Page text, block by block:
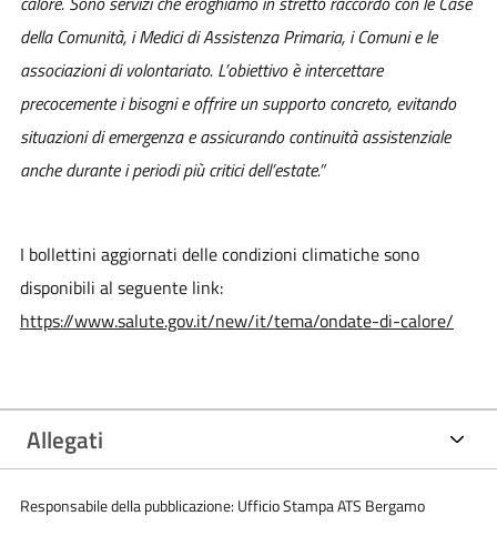
della Comunità, i Medici di Assistenza Primaria, i Comuni e le
associazioni di volontariato. L’obiettivo è intercettare
precocemente i bisogni e offrire un supporto concreto, evitando
situazioni di emergenza e assicurando continuità assistenziale
anche durante i periodi più critici dell’estate.”
I bollettini aggiornati delle condizioni climatiche sono
disponibili al seguente link:
https://www.salute.gov.it/new/it/tema/ondate-di-calore/
Allegati
Responsabile della pubblicazione: Ufficio Stampa ATS Bergamo